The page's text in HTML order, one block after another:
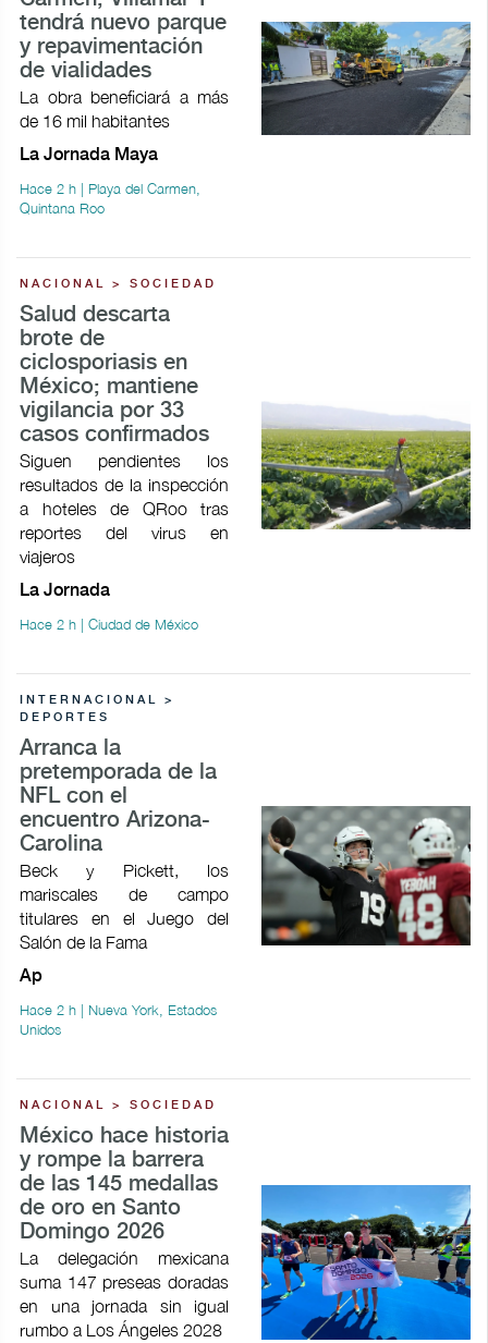
tendrá nuevo parque
y repavimentación
de vialidades
La obra beneficiará a más
de 16 mil habitantes
La Jornada Maya
Hace 2 h | Playa del Carmen,
Quintana Roo
NACIONAL > SOCIEDAD
Salud descarta
brote de
ciclosporiasis en
México; mantiene
vigilancia por 33
casos confirmados
Siguen pendientes los
resultados de la inspección
a hoteles de QRoo tras
reportes del virus en
viajeros
La Jornada
Hace 2 h | Ciudad de México
INTERNACIONAL >
DEPORTES
Arranca la
pretemporada de la
NFL con el
encuentro Arizona-
Carolina
Beck y Pickett, los
mariscales de campo
titulares en el Juego del
Salón de la Fama
Ap
Hace 2 h | Nueva York, Estados
Unidos
NACIONAL > SOCIEDAD
México hace historia
y rompe la barrera
de las 145 medallas
de oro en Santo
Domingo 2026
La delegación mexicana
suma 147 preseas doradas
en una jornada sin igual
rumbo a Los Ángeles 2028